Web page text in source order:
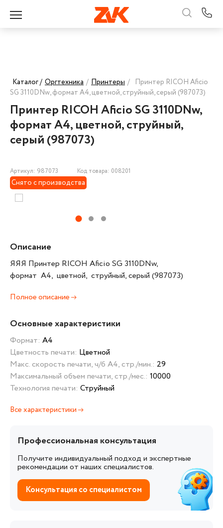
Каталог / Оргтехника / Принтеры / Принтер RICOH Aficio
SG 3110DNw, формат A4, цветной, струйный, серый (987073)
Принтер RICOH Aficio SG 3110DNw,
формат A4, цветной, струйный,
серый (987073)
Артикул: 987073 Код товара: 008201
Снято с производства
Описание
ЯЯЯ Принтер RICOH Aficio SG 3110DNw,
формат A4, цветной, струйный, серый (987073)
Полное описание
Основные характеристики
Формат: А4
Цветность печати: Цветной
Макс. скорость печати, ч/б А4, стр./мин.: 29
Максимальный объем печати, стр./мес.: 10000
Технология печати: Струйный
Все характеристики
Профессиональная консультация
Получите индивидуальный подход и экспертные
рекомендации от наших специалистов.
Консультация со специалистом